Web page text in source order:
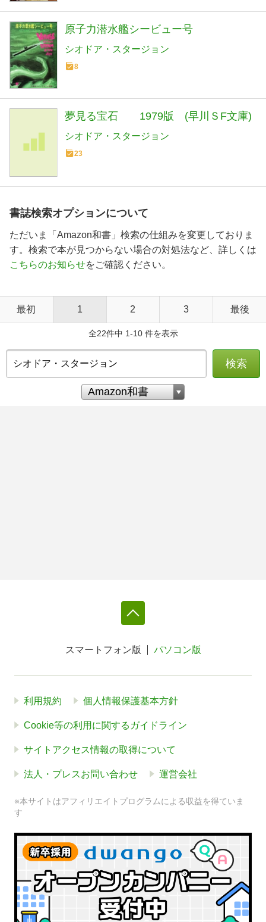
原子力潜水艦シービュー号
シオドア・スタージョン
8
夢見る宝石 1979版 (早川ＳF文庫)
シオドア・スタージョン
23
書誌検索オプションについて
ただいま「Amazon和書」検索の仕組みを変更しておりま
す。検索で本が見つからない場合の対処法など、詳しくは
こちらのお知らせをご確認ください。
最初 1 2 3 最後
全22件中 1-10 件を表示
検索
スマートフォン版 パソコン版
利用規約 個人情報保護基本方針
Cookie等の利用に関するガイドライン
サイトアクセス情報の取得について
法人・プレスお問い合わせ 運営会社
※本サイトはアフィリエイトプログラムによる収益を得ていま
す